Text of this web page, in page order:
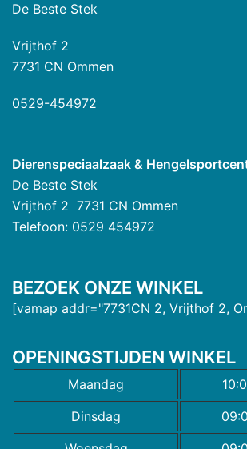
De Beste Stek
Vrijthof 2
7731 CN Ommen
0529-454972
Dierenspeciaalzaak &
De Beste Stek
Vrijthof 2 7731 CN Ommen
Telefoon: 0529 454972
BEZOEK ONZE WINKEL
[vamap addr="7731CN 2, Vrijthof 2,
OPENINGSTIJDEN WINKEL
Maandag
Dinsdag